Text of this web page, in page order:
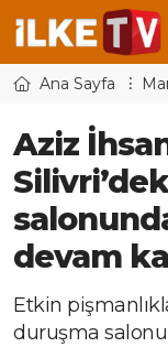
Ana Sayfa
Aziz
devam
Etkin
duruşma